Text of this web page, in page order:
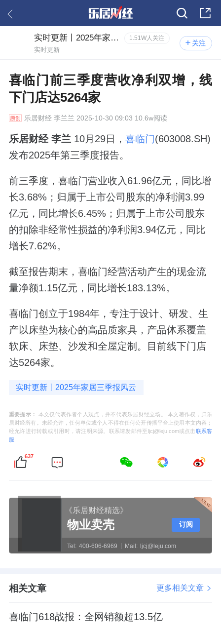
关注
实时更新丨2025年家居三季报风云 1.51W人关注
实时更新
喜临门前三季度营收净利双增，线
下门店达5264家
乐居财经李兰兰 2025-10-30 09:03 10.6w阅读
乐居财经 李兰 10月29日， 喜临门(603008.SH)
发布2025年第三季度报告。
前三季度，喜临门营业收入61.96亿元，同比增
长3.68%；归属于上市公司股东的净利润3.99
亿元，同比增长6.45%；归属于上市公司股东
的扣除非经常性损益的净利润3.94亿元，同比
增长7.62%。
截至报告期末，喜临门经营活动产生的现金流
量净额1.15亿元，同比增长183.13%。
喜临门创立于1984年，专注于设计、研发、生
产以床垫为核心的高品质家具，产品体系覆盖
软床、床垫、沙发和全屋定制。目前线下门店
达5264家。
实时更新丨2025年家居三季报风云
重要提示：
本文仅代表作者个人观点，并不代表乐居财经立场。 本文著作权，归乐
居财经所有。未经允许，任何单位或个人不得在任何公开传播平台上使用本文内容；
经允许进行转载或引用时，请注明来源。联系请发邮件至ljcj@leju.com或点击联系客
服
637
《乐居财经精选》
物业卖壳
Tel: 400-606-6969 Mail: ljcj@leju.com
订阅
相关文章 更多相关文章
喜临门618战报：全网销额超13.5亿